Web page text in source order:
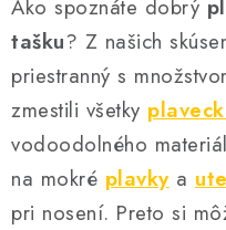
Ako spoznáte dobrý
tašku? Z našich
priestranný s
zmestili všetky
vodoodolného
na mokré plavkya
pri nosení. Preto si